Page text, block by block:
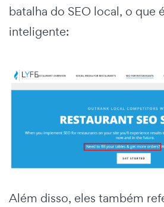
batalha do SEO local, o que
inteligente:
Além disso, eles também